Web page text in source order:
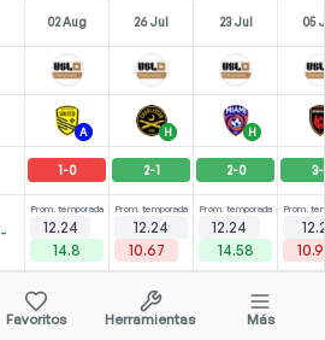
02 Aug 26 Jul 23 Jul 05
A H H
1-0 2-1 2-0 3-
-
Prom. temporada
12.24
14.8
Prom. temporada
12.24
10.67
Prom. temporada
12.24
14.58
Prom.
89' ST-
3 (1)
ST-90' 90'
Favoritos Herramientas Más